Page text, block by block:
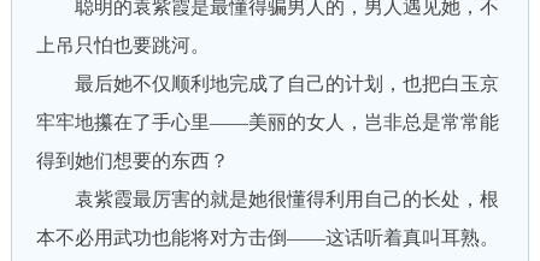
聪明的袁紫霞是最懂得骗男人的，男人遇见她，不
上吊只怕也要跳河。
最后她不仅顺利地完成了自己的计划，也把白玉京
牢牢地攥在了手心里——美丽的女人，岂非总是常常能
得到她们想要的东西？
袁紫霞最厉害的就是她很懂得利用自己的长处，根
本不必用武功也能将对方击倒——这话听着真叫耳熟。